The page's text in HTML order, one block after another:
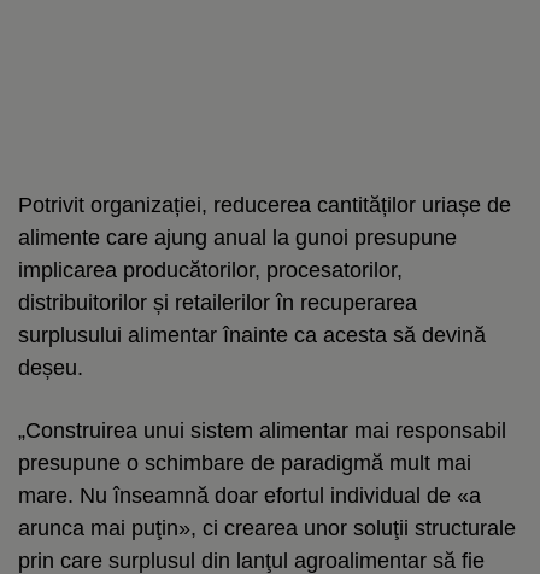
Potrivit organizației, reducerea cantităților uriașe de
alimente care ajung anual la gunoi presupune
implicarea producătorilor, procesatorilor,
distribuitorilor și retailerilor în recuperarea
surplusului alimentar înainte ca acesta să devină
deșeu.
„Construirea unui sistem alimentar mai responsabil
presupune o schimbare de paradigmă mult mai
mare. Nu înseamnă doar efortul individual de «a
arunca mai puţin», ci crearea unor soluţii structurale
prin care surplusul din lanţul agroalimentar să fie